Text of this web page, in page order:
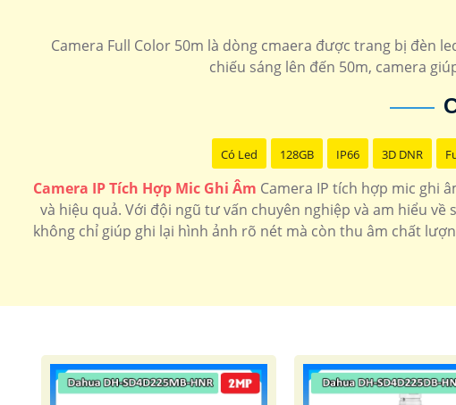
Camera Full Color 50m là dòng cmaera được trang bị đèn
chiếu sáng lên đến 50m, camera
Có Led 128GB IP66 3D DNR
Camera IP Tích Hợp Mic Ghi Âm Camera IP tích hợp mic ghi
và hiệu quả. Với đội ngũ tư vấn chuyên nghiệp và am hiểu
không chỉ giúp ghi lại hình ảnh rõ nét mà còn thu âm chất